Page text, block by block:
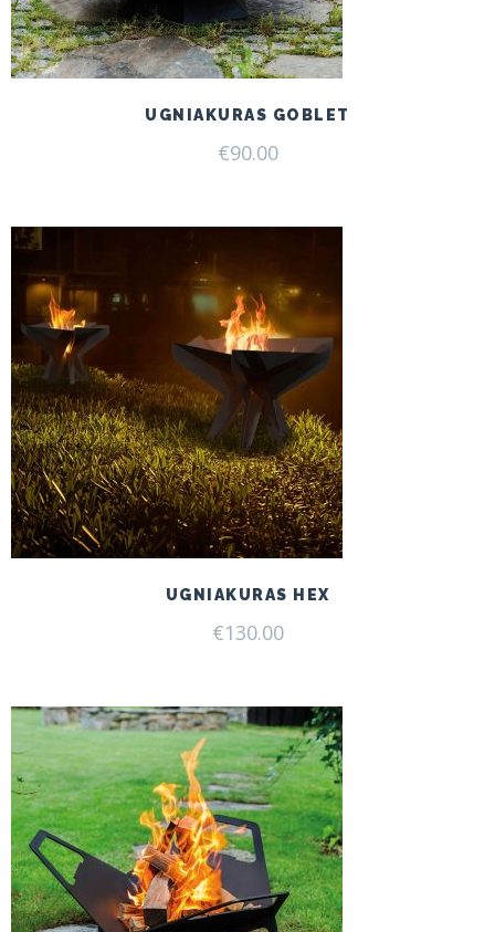
UGNIAKURAS GOBLET
€90.00
UGNIAKURAS HEX
€130.00